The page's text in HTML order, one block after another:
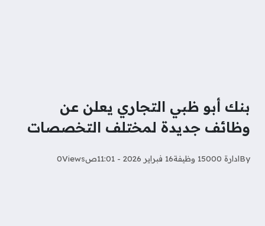
بنك أبو ظبي التجاري يعلن عن
وظائف جديدة لمختلف التخصصات
Byادارة 15000 وظيفة 16 فبراير 2026 - 11:01ص Views
0